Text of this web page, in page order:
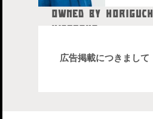
OWNED BY HORIGUCHI
株式会社drip代表取締役社長
広告掲載につきまして